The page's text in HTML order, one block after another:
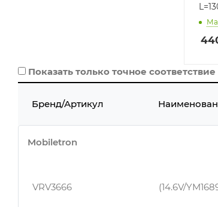
Показать только точное
Бренд/Артикул
Mobiletron
VRV3666 (14.6V/